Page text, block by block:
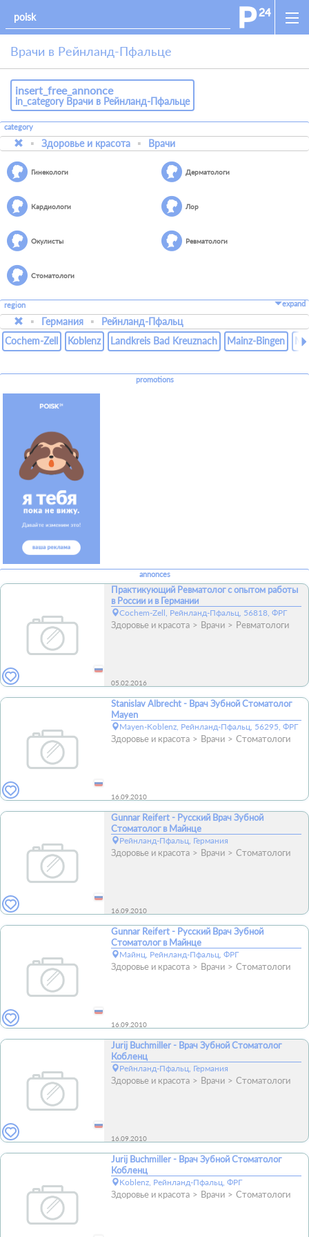
Врачи в Рейнланд-Пфальце
insert_free_annonce
in_category Врачи в Рейнланд-Пфальце
category
Здоровье и красота Врачи
Гинекологи Дерматологи
Кардиологи Лор
Окулисты Ревматологи
Стоматологи
region expand
Германия
Рейнланд-Пфальц
Cochem-Zell
Koblenz Landkreis Bad Kreuznach Mainz-Bingen
promotions
annonces
Практикующий Ревматолог с опытом работы
в России и в Германии
Cochem-Zell, Рейнланд-Пфальц, 56818, ФРГ
Здоровье и красота Врачи Ревматологи
05.02.2016
Stanislav Albrecht - Врач Зубной Стоматолог
Mayen
Mayen-Koblenz, Рейнланд-Пфальц, 56295, ФРГ
Здоровье и красота Врачи Стоматологи
16.09.2010
Gunnar Reifert - Русский Врач Зубной
Стоматолог в Майнце
Рейнланд-Пфальц, Германия
Здоровье и красота Врачи Стоматологи
16.09.2010
Gunnar Reifert - Русский Врач Зубной
Стоматолог в Майнце
Майнц, Рейнланд-Пфальц, ФРГ
Здоровье и красота Врачи Стоматологи
16.09.2010
Jurij Buchmiller - Врач Зубной Стоматолог
Кобленц
Рейнланд-Пфальц, Германия
Здоровье и красота Врачи Стоматологи
16.09.2010
Jurij Buchmiller - Врач Зубной Стоматолог
Кобленц
Koblenz, Рейнланд-Пфальц, ФРГ
Здоровье и красота Врачи Стоматологи